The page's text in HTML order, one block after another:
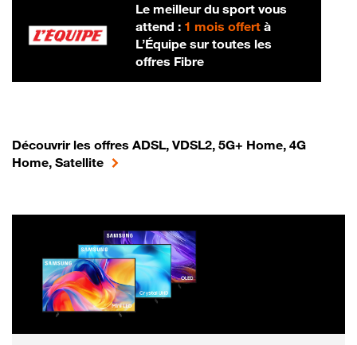
Le meilleur du sport vous
attend : 1 mois offertà
L’Équipe sur toutes les
offres Fibre
Découvrir les offres ADSL, VDSL2, 5G+ Home, 4G
Home, Satellite